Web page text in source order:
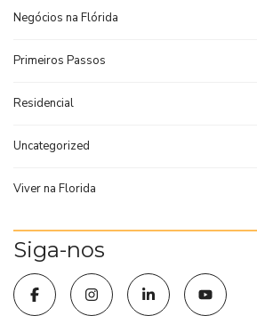
Negócios na Flórida
Primeiros Passos
Residencial
Uncategorized
Viver na Florida
Siga-nos